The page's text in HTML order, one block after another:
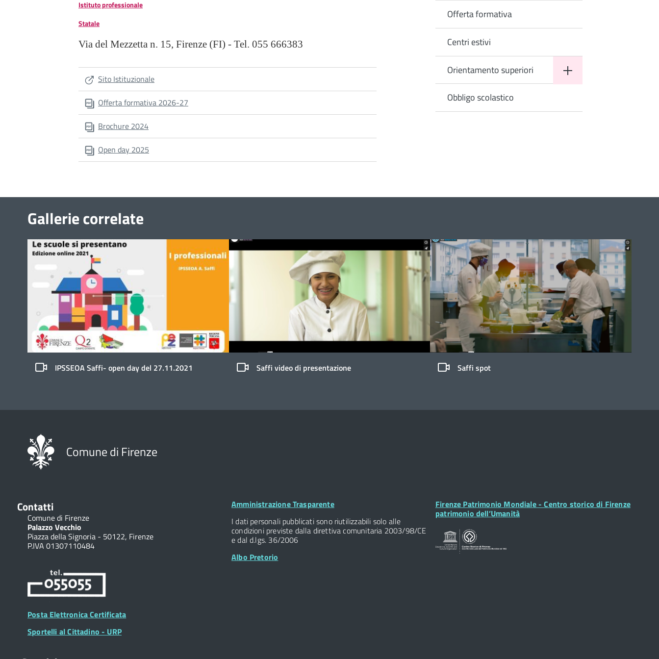
Istituto professionale
Statale
Via del Mezzetta n. 15, Firenze (FI) - Tel. 055 666383
Sito Istituzionale
Offerta formativa 2026-27
Brochure 2024
Open day 2025
Offerta formativa
Centri estivi
Orientamento superiori
Obbligo scolastico
Gallerie correlate
IPSSEOA Saffi- open day del 27.11.2021 Saffi video di presentazione Saffi spot
Comune di Firenze
Contatti
Comune di Firenze
Palazzo Vecchio
Piazza della Signoria - 50122, Firenze
P.IVA 01307110484
Posta Elettronica Certificata
Sportelli al Cittadino - URP
Footer
Amministrazione Trasparente
I dati personali pubblicati sono riutilizzabili solo alle
condizioni previste dalla direttiva comunitaria 2003/98/CE
e dal d.lgs. 36/2006
Albo Pretorio
Footer
Widget
Firenze Patrimonio Mondiale - Centro storico di Firenze
patrimonio dell’Umanità